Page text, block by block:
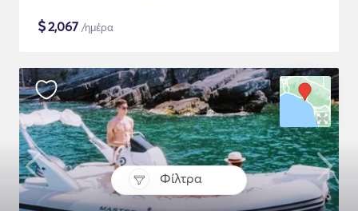
Φίλτρα
$2,067 /ημέρα